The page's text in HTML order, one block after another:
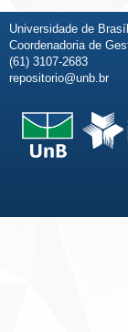
Universidade de
Coordenadoria de
(61) 3107-2683
repositorio@unb.br